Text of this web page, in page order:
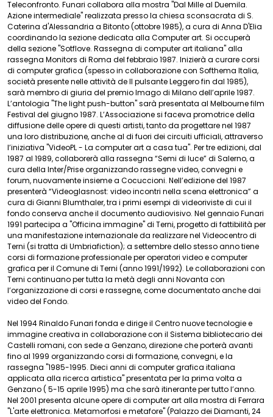
Teleconfronto. Funari collabora alla mostra "Dal Mille al Duemila.
Azione intermediale" realizzata presso la chiesa sconsacrata di S.
Caterina d'Alessandria a Bitonto (ottobre 1985), a cura di Anna D'Elia
coordinando la sezione dedicata alla Computer art. Si occuperà
della sezione "Sotflove. Rassegna di computer art italiana" alla
rassegna Monitors di Roma del febbraio 1987. Inizierà a curare corsi
di computer grafica (spesso in collaborazione con Softhema Italia,
società presente nelle attività de Il pulsante Leggero fin dal 1985),
sarà membro di giuria del premio Imago di Milano dell’aprile 1987.
L’antologia "The light push-button" sarà presentata al Melbourne film
Festival del giugno 1987. L’Associazione si faceva promotrice della
diffusione delle opere di questi artisti, tanto da progettare nel 1987
una loro distribuzione, anche al di fuori dei circuiti ufficiali, attraverso
l’iniziativa "VideoPL - La computer art a casa tua". Per tre edizioni, dal
1987 al 1989, collaborerà alla rassegna “Semi di luce” di Salerno, a
cura della Inter/Prise organizzando rassegne video, convegni e
forum, nuovamente insieme a Cocuccioni. Nell’edizione del 1987
presenterà “Videoglasnost: video incontri nella scena elettronica” a
cura di Gianni Blumthaler, tra i primi esempi di videoriviste di cui il
fondo conserva anche il documento audiovisivo. Nel gennaio Funari
1991 partecipa a "Officina immagine" di Terni, progetto di fattibilità per
una manifestazione internazionale da realizzare nel Videocentro di
Terni (si tratta di Umbriafiction); a settembre dello stesso anno tiene
corsi di formazione professionale per operatori video e computer
grafica per il Comune di Terni (anno 1991/1992). Le collaborazioni con
Terni continuano per tutta la metà degli anni Novanta con
l’organizzazione di corsi e rassegne, come documentato anche dai
video del Fondo.
Nel 1994 Rinaldo Funari fonda e dirige il Centro nuove tecnologie e
immagine creativa in collaborazione con il Sistema bibliotecario dei
Castelli romani, con sede a Genzano, direzione che porterà avanti
fino al 1999 organizzando corsi di formazione, convegni, e la
rassegna "1985-1995. Dieci anni di computer grafica italiana
applicata alla ricerca artistica" presentata per la prima volta a
Genzano ( 5-15 aprile 1995) ma che sarà itinerante per tutto l’anno.
Nel 2001 presenta alcune opere di computer art alla mostra di Ferrara
"L'arte elettronica. Metamorfosi e metafore" (Palazzo dei Diamanti, 24